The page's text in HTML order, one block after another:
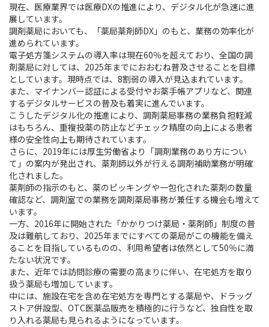
現在、医療業界では医療DXの推進により、デジタル化が急速に進
展しています。
調剤薬局においても、「薬局薬剤師DX」のもと、業務の効率化が
進められています。
電子処方箋システムの導入率は現在60％を超えており、全国の調
剤薬局に対しては、2025年までにおおむね普及させることを目標
としています。現時点では、8割弱の導入が見込まれています。
また、マイナンバー認証による受付やお薬手帳アプリなど、関連
するデジタルサービスの普及も着実に進んでいます。
こうしたデジタル化の推進により、調剤薬局事務の業務負担軽減
はもちろん、重複投薬の防止などチェック精度の向上による患者
様の安全性向上も期待されています。
さらに、2019年には厚生労働省より「調剤業務のあり方につい
て」の案内が発出され、薬剤師以外が行える調剤補助業務が明確
化されました。
薬剤師の指示のもと、薬のピッキングや一包化された薬剤の数量
確認など、調剤室での業務を調剤薬局事務が兼任する機会も増えて
います。
一方、2016年に開始された「かかりつけ薬局・薬剤師」制度の普
及は難航しており、2025年までにすべての薬局がこの機能を備え
ることを目指しているものの、利用希望者は依然として50％に満
たない状況です。
また、近年では訪問診療の需要の高まりに伴い、在宅処方を取り
扱う薬局も増加しています。
中には、施設在宅を含め在宅処方を専門とする薬局や、ドラッグ
ストア併設型、OTC医薬品販売を積極的に行うなど、独自性を取
り入れる薬局も見られるようになっています。